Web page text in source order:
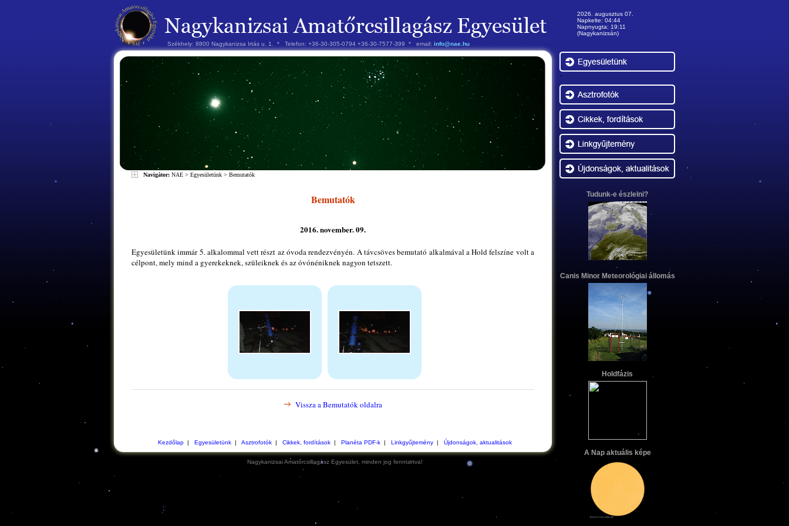
Székhely: 8800 Nagykanizsa Irtás u. 1. * Telefon: +36-30-305-0794 +36-30-7577-399 * email: info@nae.hu
Navigátor: NAE > Egyesületünk > Bemutatók
Bemutatók
2016. november. 09.
Egyesületünk immár 5. alkalommal vett részt az óvoda rendezvényén. A távcsöves bemutató alkalmával a Hold felszíne volt a
célpont, mely mind a gyerekeknek, szüleiknek és az óvónéniknek nagyon tetszett.
Vissza a Bemutatók oldalra
Kezdőlap| Egyesületünk| Asztrofotók| Cikkek, fordítások| Planéta PDF-k| Linkgyűjtemény| Újdonságok, aktualitások
Nagykanizsai Amatőrcsillagász Egyesület, minden jog fenntartva!
2026. augusztus 07.
Napkelte: 04:44
Napnyugta: 19:11
(Nagykanizsán)
-
Tudunk-e észlelni?
Canis Minor Meteorológiai állomás
Holdfázis
A Nap aktuális képe